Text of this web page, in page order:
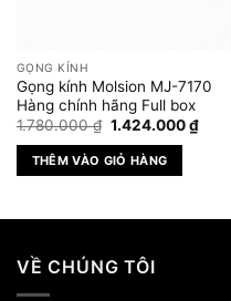
GỌNG KÍNH
Gọng kính Molsion MJ-7170
Hàng chính hãng Full box
1.780.000₫ Giá
là:
1.780.000 ₫.
1.424.000₫Giá
hiện
THÊM VÀO GIỎ HÀNG
₫.
VỀ CHÚNG TÔI